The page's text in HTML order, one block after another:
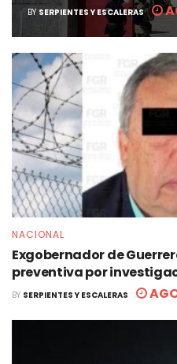
BY SERPIENTES Y ESCALERAS
NACIONAL
Exgobernador de
preventiva por
BY SERPIENTES Y ESCALERAS